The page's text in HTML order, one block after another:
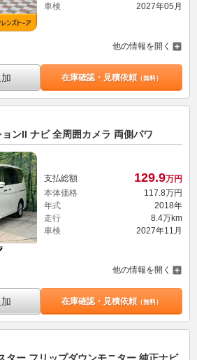
車検
2027年05月
他の情報を開く
在庫確認・見積依頼（無料）
ンII ナビ 全周囲カメラ 両側パワ
支払総額 129.9万円
本体価格
117. 8万円
年式
2018年
走行
8.4万km
車検
2027年11月
他の情報を開く
在庫確認・見積依頼（無料）